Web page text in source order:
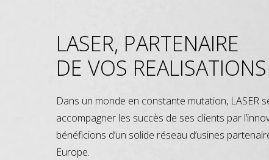
LASER, PARTENAIRE
DE VOS REALISATIONS
Dans un monde en constante mutation, LASER
accompagner les succès de ses clients par
bénéficions d’un solide réseau d’usines
Europe.